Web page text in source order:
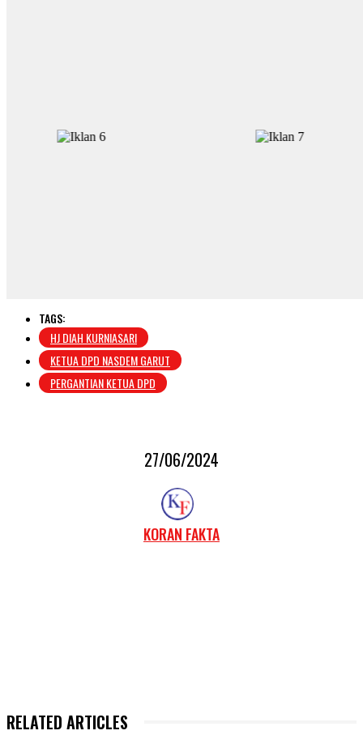
TAGS:
HJ DIAH KURNIASARI
KETUA DPD NASDEM GARUT
PERGANTIAN KETUA DPD
27/06/2024
KORAN FAKTA
RELATED ARTICLES